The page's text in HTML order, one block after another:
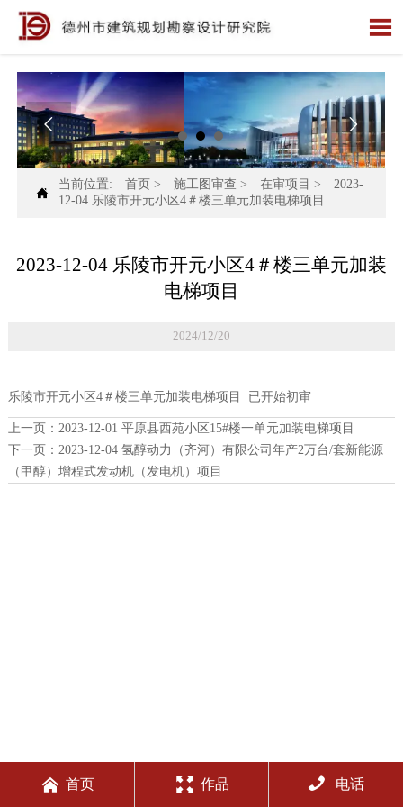

 

当前位置: 首页 > 施工图审查 > 在审项目 >
2023-
12-04 乐陵市开元小区4＃楼三单元加装电梯项目
2023-12-04 乐陵市开元小区4＃楼三单元加装
电梯项目
2024/12/20
乐陵市开元小区4＃楼三单元加装电梯项目 已开始初审
上一页：
2023-12-01 平原县西苑小区15#楼一单元加装电梯项目
下一页： 2023-12-04 氢醇动力（齐河）有限公司年产2万台/套新能源
（甲醇）增程式发动机（发电机）项目
 首页  作品  电话